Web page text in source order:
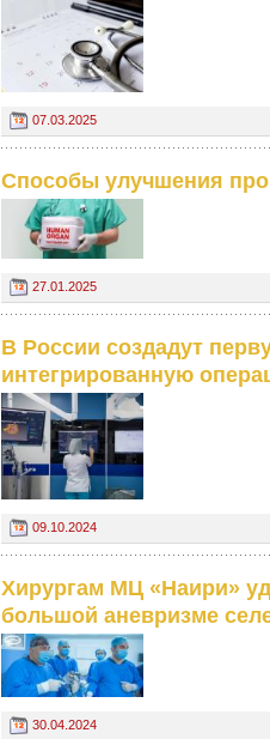
07.03.2025
Способы улучшения
27.01.2025
В России создадут
интегрированную
09.10.2024
Хирургам МЦ «Наири»
большой аневризме
30.04.2024